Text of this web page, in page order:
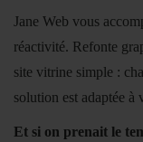
Jane Web vous
réactivité. Refonte
site vitrine simple :
solution est adaptée à
Et si on prenait le